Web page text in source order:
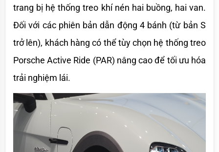
trang bị hệ thống treo khí nén hai buồng, hai van.
Đối với các phiên bản dẫn động 4 bánh (từ bản S
trở lên), khách hàng có thể tùy chọn hệ thống treo
Porsche Active Ride (PAR) nâng cao để tối ưu hóa
trải nghiệm lái.